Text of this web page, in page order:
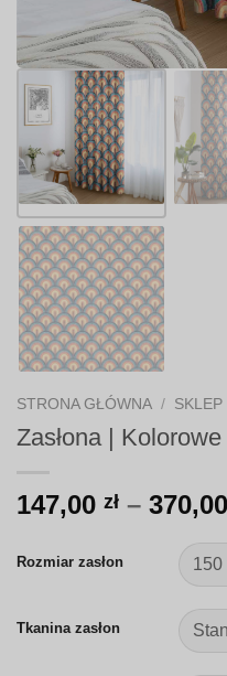
STRONA GŁÓWNA / SKLEP
Zasłona | Kolorowe
147,00 zł – 370,00
Rozmiar zasłon
Tkanina zasłon